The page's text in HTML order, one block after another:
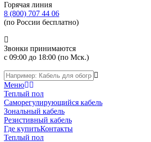
Горячая линия
8 (800) 707 44 06
(по России бесплатно)
Звонки принимаются
с 09:00 до 18:00 (по Мск.)
Меню
Теплый пол
Саморегулирующийся кабель
Зональный кабель
Резистивный кабель
Где купитьКонтакты
Теплый пол